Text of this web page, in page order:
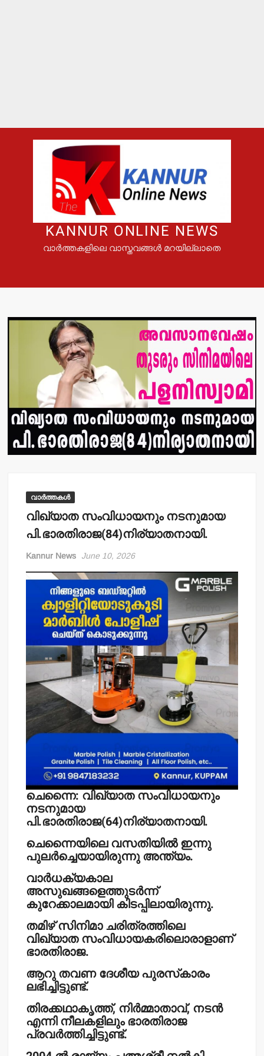
KANNUR ONLINE NEWS
വാർത്തകളിലെ വാസ്തവങ്ങൾ മറയില്ലാതെ
വാർത്തകൾ
വിഖ്യാത സംവിധായനും നടനുമായ
പി.ഭാരതിരാജ(84)നിര്യാതനായി.
Kannur News June 10, 2026
ചെന്നൈ: വിഖ്യാത സംവിധായനും
നടനുമായ
പി.ഭാരതിരാജ(64)നിര്യാതനായി.
ചെന്നൈയിലെ വസതിയില്‍ ഇന്നു
പുലര്‍ച്ചെയായിരുന്നു അന്ത്യം.
വാര്‍ധക്യകാല
അസുഖങ്ങളെത്തുടര്‍ന്ന്
കുറേക്കാലമായി കിടപ്പിലായിരുന്നു.
തമിഴ് സിനിമാ ചരിത്രത്തിലെ
വിഖ്യാത സംവിധായകരിലൊരാളാണ്
ഭാരതിരാജ.
ആറു തവണ ദേശീയ പുരസ്‌കാരം
ലഭിച്ചിട്ടുണ്ട്.
തിരക്കഥാകൃത്ത്, നിര്‍മ്മാതാവ്, നടന്‍
എന്നി നീലകളിലും ഭാരതിരാജ
പ്രവര്‍ത്തിച്ചിട്ടുണ്ട്.